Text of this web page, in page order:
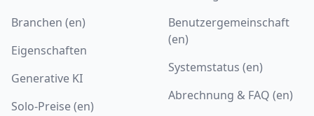
Branchen (en)
Eigenschaften
Generative KI
Solo-Preise (en)
Benutzergemeinschaft
(en)
Systemstatus (en)
Abrechnung & FAQ (en)